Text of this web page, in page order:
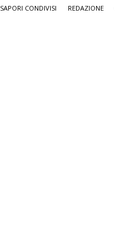
SAPORI CONDIVISI REDAZIONE